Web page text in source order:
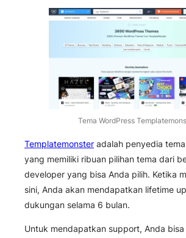
Tema WordPress
Templatemonster adalah penyedia
yang memiliki ribuan pilihan tema dari
developer yang bisa Anda pilih. Ketika
sini, Anda akan mendapatkan lifetime
dukungan selama 6 bulan.
Untuk mendapatkan support, Anda bisa